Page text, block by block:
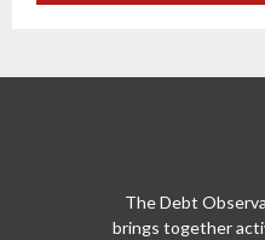
The Debt
brings together